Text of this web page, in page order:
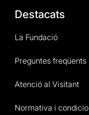
Destacats
La Fundació
Preguntes freqüents
Atenció al Visitant
Normativa i